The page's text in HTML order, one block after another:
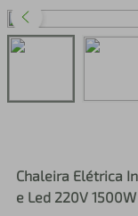
Chaleira Elétrica
e Led 220V
perfume